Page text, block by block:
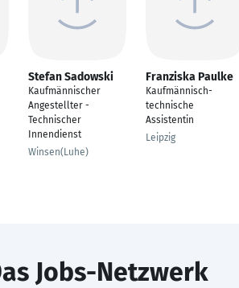
Stefan Sadowski
Kaufmännischer
Angestellter -
Technischer
Innendienst
Winsen(Luhe)
Franziska Paulke
Kaufmännisch-
technische
Assistentin
Leipzig
Jobs-Netzwerk